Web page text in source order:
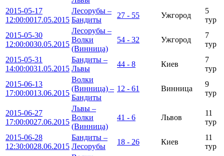
2015-05-17
12:00:0017.05.2015
Лесорубы –
Бандиты
27 - 55 Ужгород
5
тур
2015-05-30
12:00:0030.05.2015
Лесорубы –
Волки
(Винница)
54 - 32 Ужгород
7
тур
2015-05-31
14:00:0031.05.2015
Бандиты –
Львы
44 - 8 Киев
7
тур
2015-06-13
17:00:0013.06.2015
Волки
(Винница) –
Бандиты
12 - 61 Винница
9
тур
2015-06-27
17:00:0027.06.2015
Львы –
Волки
(Винница)
41 - 6 Львов
11
тур
2015-06-28
12:30:0028.06.2015
Бандиты –
Лесорубы
18 - 26 Киев
11
тур